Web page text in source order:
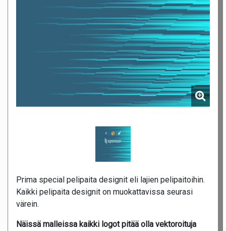
Prima special pelipaita designit eli lajien pelipaitoihin.
Kaikki pelipaita designit on muokattavissa seurasi
värein.
Näissä malleissa kaikki logot pitää olla vektoroituja